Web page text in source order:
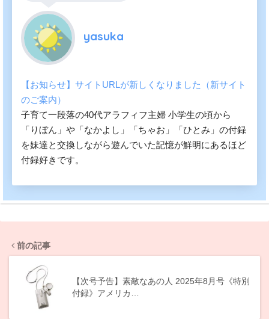
yasuka
【お知らせ】サイトURLが新しくなりました（新サイト
のご案内）
子育て一段落の40代アラフィフ主婦 小学生の頃から
「りぼん」や「なかよし」「ちゃお」「ひとみ」の付録
を妹達と交換しながら遊んでいた記憶が鮮明にあるほど
付録好きです。
前の記事
【次号予告】素敵なあの人 2025年8月号《特別
付録》アメリカ…